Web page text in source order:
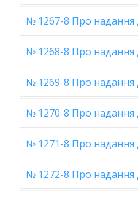
№ 1267-8 Про надання
№ 1268-8 Про надання
№ 1269-8 Про надання
№ 1270-8 Про надання
№ 1271-8 Про надання
№ 1272-8 Про надання